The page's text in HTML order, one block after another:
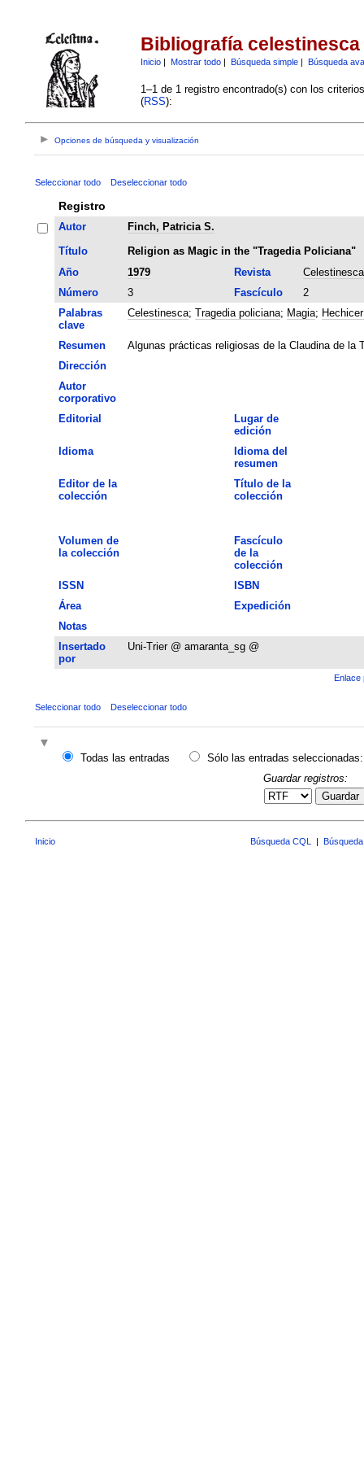
Bibliografía celestinesca
Inicio| Mostrar todo| Búsqueda simple| Búsqueda
1–1 de 1 registro encontrado(s) con los
(RSS):
Opciones de búsqueda y visualización
Seleccionar todo Deseleccionar todo
Registro
Autor
Finch, Patricia S.
Título
Religion as Magic in the "Tragedia Policiana"
Año
1979 Revista
Celestinesca
Número
3 Fascículo
2
Palabras
clave
Celestinesca; Tragedia policiana; Magia;
Resumen
Algunas prácticas religiosas de la Claudina de la
Dirección
Autor
corporativo
Editorial
Lugar de
edición
Idioma
Idioma del
resumen
Editor de la
colección
Título de la
colección
Volumen de
la colección
Fascículo
de la
colección
ISSN
ISBN
Área
Expedición
Notas
Insertado
por
Uni-Trier @ amaranta_sg @
Enlace
Seleccionar todo Deseleccionar todo
Todas las entradas
Sólo las entradas seleccionadas:
Guardar registros:
Guardar
Inicio Búsqueda CQL